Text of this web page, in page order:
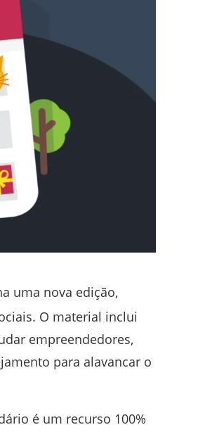
uma nova edição,
O material inclui
empreendedores,
para alavancar o
é um recurso 100%